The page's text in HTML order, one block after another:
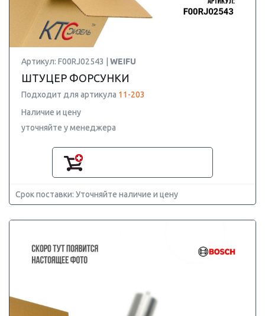
Артикул: F00RJ02543 | WEIFU
ШТУЦЕР ФОРСУНКИ
Подходит для артикула 11-203
Наличие и цену
уточняйте у менеджера
Срок поставки: Уточняйте наличие и цену